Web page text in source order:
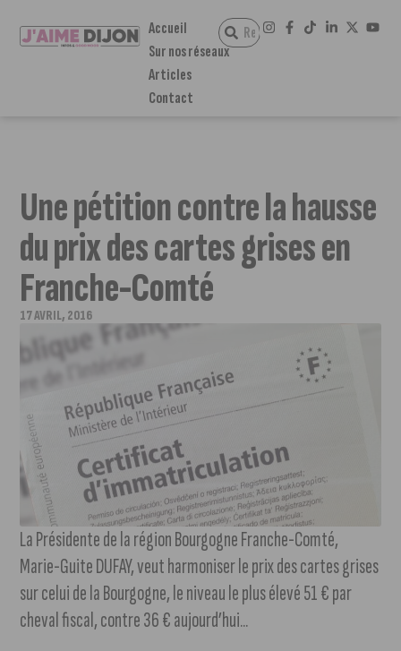
Accueil
Sur nos réseaux
Articles
Contact
Une pétition contre la hausse
du prix des cartes grises en
Franche-Comté
17 AVRIL, 2016
La Présidente de la région Bourgogne Franche-Comté,
Marie-Guite DUFAY, veut harmoniser le prix des cartes grises
sur celui de la Bourgogne, le niveau le plus élevé 51 € par
cheval fiscal, contre 36 € aujourd’hui...